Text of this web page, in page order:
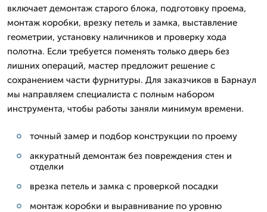
включает демонтаж старого блока, подготовку проема,
монтаж коробки, врезку петель и замка, выставление
геометрии, установку наличников и проверку хода
полотна. Если требуется поменять только дверь без
лишних операций, мастер предложит решение с
сохранением части фурнитуры. Для заказчиков в Барнаул
мы направляем специалиста с полным набором
инструмента, чтобы работы заняли минимум времени.
точный замер и подбор конструкции по проему
аккуратный демонтаж без повреждения стен и
отделки
врезка петель и замка с проверкой посадки
монтаж коробки и выравнивание по уровню